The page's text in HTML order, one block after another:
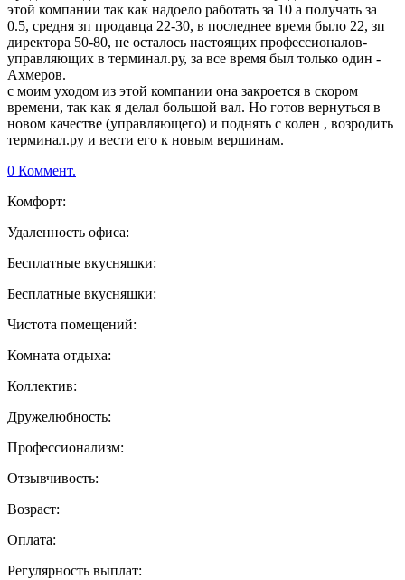
этой компании так как надоело работать за 10 а получать за
0.5, средня зп продавца 22-30, в последнее время было 22, зп
директора 50-80, не осталось настоящих профессионалов-
управляющих в терминал.ру, за все время был только один -
Ахмеров.
с моим уходом из этой компании она закроется в скором
времени, так как я делал большой вал. Но готов вернуться в
новом качестве (управляющего) и поднять с колен , возродить
терминал.ру и вести его к новым вершинам.
0 Коммент.
Комфорт:
Удаленность офиса:
Бесплатные вкусняшки:
Бесплатные вкусняшки:
Чистота помещений:
Комната отдыха:
Коллектив:
Дружелюбность:
Профессионализм:
Отзывчивость:
Возраст:
Оплата:
Регулярность выплат: